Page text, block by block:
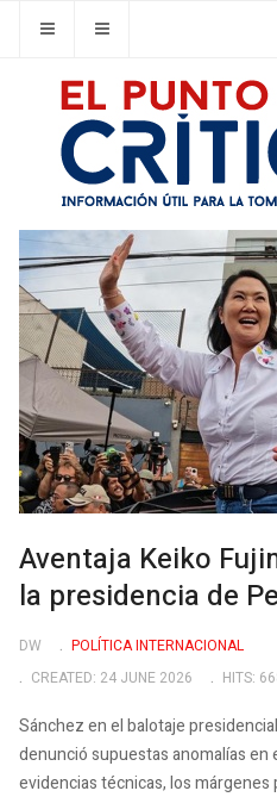
Aventaja Keiko
la presidencia de
DW
POLÍTICA INTERNACIONAL
CREATED: 24 JUNE 2026
HITS:
Sánchez en el balotaje
denunció supuestas anomalías
evidencias técnicas, los